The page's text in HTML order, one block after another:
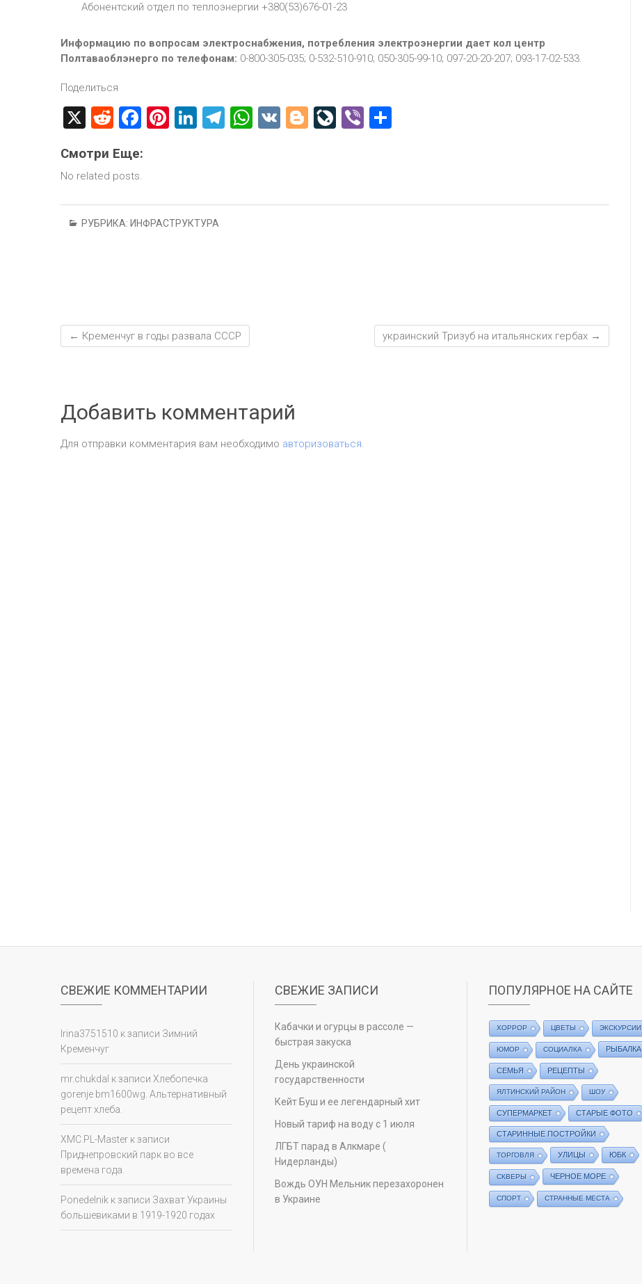
Абонентский отдел по теплоэнергии +380(53)676-01-23
Информацию по вопросам электроснабжения, потребления электроэнергии дает кол центр
Полтаваоблэнерго по телефонам: 0-800-305-035; 0-532-510-910; 050-305-99-10; 097-20-20-207; 093-17-02-533.
Поделиться
X
R
d
di
t
F
ce
o
ok
Pi
t
Li
n
T
a
W
A
V
Bl
er
Li
ur
Vi
а
Смотри Еще:
No related posts.
РУБРИКА: ИНФРАСТРУКТУРА
← Кременчуг в годы развала СССР украинский Тризуб на итальянских гербах →
Добавить комментарий
Для отправки комментария вам необходимо авторизоваться.
СВЕЖИЕ КОММЕНТАРИИ
Irina3751510 к записи Зимний
Кременчуг
mr.chukdal к записи Хлебопечка
gorenje bm1600wg. Альтернативный
рецепт хлеба.
XMC.PL-Master к записи
Приднепровский парк во все
времена года.
Ponedelnik к записи Захват Украины
большевиками в 1919-1920 годах
СВЕЖИЕ ЗАПИСИ
Кабачки и огурцы в рассоле —
быстрая закуска
День украинской
государственности
Кейт Буш и ее легендарный хит
Новый тариф на воду с 1 июля
ЛГБТ парад в Алкмаре (
Нидерланды)
Вождь ОУН Мельник перезахоронен
в Украине
ПОПУЛЯРНОЕ НА САЙТЕ
ХОРРОР ЦВЕТЫ ЭКСКУРСИИ
ЮМОР СОЦИАЛКА РЫБАЛКА
СЕМЬЯ РЕЦЕПТЫ
ЯЛТИНСКИЙ РАЙОН ШОУ
СУПЕРМАРКЕТ СТАРЫЕ ФОТО
СТАРИННЫЕ ПОСТРОЙКИ
ТОРГОВЛЯ УЛИЦЫ ЮБК
СКВЕРЫ ЧЕРНОЕ МОРЕ
СПОРТ СТРАННЫЕ МЕСТА